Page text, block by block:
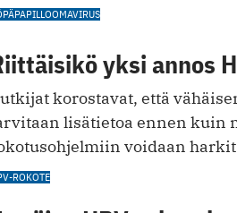
PAPILLOOMAVIRUS
yksi annos
korostavat, että
lisätietoa ennen kuin
voidaan
ROKOTE